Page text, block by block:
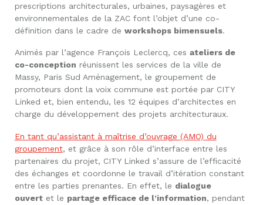
prescriptions architecturales, urbaines, paysagères et
environnementales de la ZAC font l’objet d’une co-
définition dans le cadre de workshops bimensuels.
Animés par l’agence François Leclercq, ces ateliers de
co-conception réunissent les services de la ville de
Massy, Paris Sud Aménagement, le groupement de
promoteurs dont la voix commune est portée par CITY
Linked et, bien entendu, les 12 équipes d’architectes en
charge du développement des projets architecturaux.
En tant qu’assistant à maîtrise d’ouvrage (AMO) du
groupement, et grâce à son rôle d’interface entre les
partenaires du projet, CITY Linked s’assure de l’efficacité
des échanges et coordonne le travail d’itération constant
entre les parties prenantes. En effet, le dialogue
ouvertet le partage efficace de l’information, pendant